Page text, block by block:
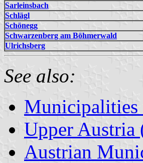
Sarleinsbach
Schlägl
Schönegg
Schwarzenberg am Böhmerwald
Ulrichsberg
See also:
Municipalities
Upper Austria
Austrian